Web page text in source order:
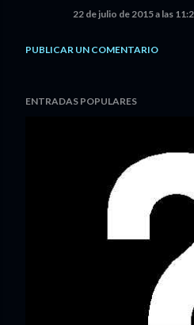
22 de julio de 2015 a las
PUBLICAR UN COMENTARIO
ENTRADAS POPULARES